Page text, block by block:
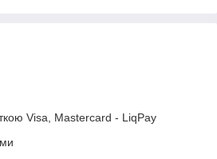
Visa, Mastercard - LiqPay